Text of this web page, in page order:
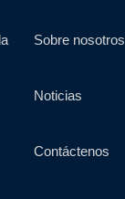
Sobre nosotros
Noticias
Contáctenos